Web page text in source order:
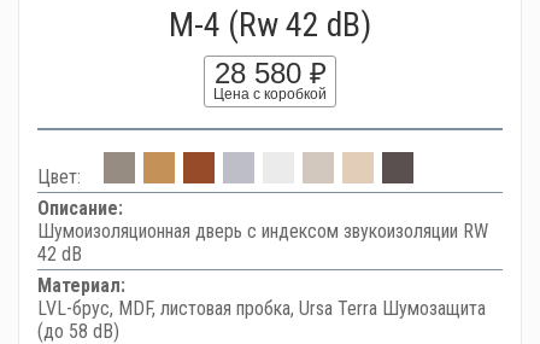
М-4 (Rw 42 dB)
28 580 ₽
Цена с коробкой
Цвет:
Описание:
Шумоизоляционная дверь с индексом звукоизоляции RW
42 dB
Материал:
LVL-брус, MDF, листовая пробка, Ursa Terra Шумозащита
(до 58 dB)